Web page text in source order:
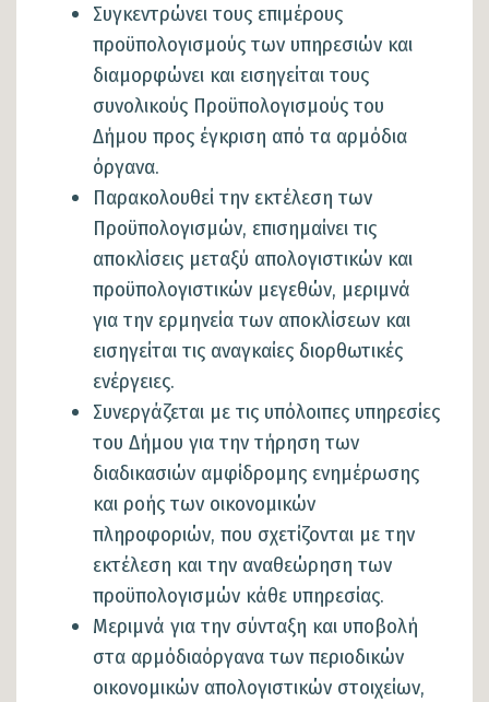
Συγκεντρώνει τους επιμέρους
προϋπολογισμούς των υπηρεσιών και
διαμορφώνει και εισηγείται τους
συνολικούς Προϋπολογισμούς του
Δήμου προς έγκριση από τα αρμόδια
όργανα.
Παρακολουθεί την εκτέλεση των
Προϋπολογισμών, επισημαίνει τις
αποκλίσεις μεταξύ απολογιστικών και
προϋπολογιστικών μεγεθών, μεριμνά
για την ερμηνεία των αποκλίσεων και
εισηγείται τις αναγκαίες διορθωτικές
ενέργειες.
Συνεργάζεται με τις υπόλοιπες υπηρεσίες
του Δήμου για την τήρηση των
διαδικασιών αμφίδρομης ενημέρωσης
και ροής των οικονομικών
πληροφοριών, που σχετίζονται με την
εκτέλεση και την αναθεώρηση των
προϋπολογισμών κάθε υπηρεσίας.
Μεριμνά για την σύνταξη και υποβολή
στα αρμόδιαόργανα των περιοδικών
οικονομικών απολογιστικών στοιχείων,